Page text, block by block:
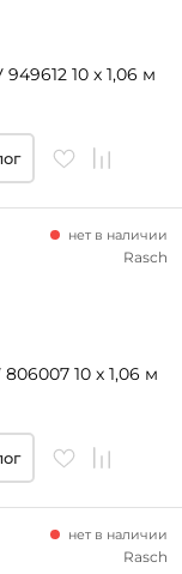
10 x 1,06 м
10 x 1,06 м
нет в наличии
Rasch
нет в наличии
Rasch